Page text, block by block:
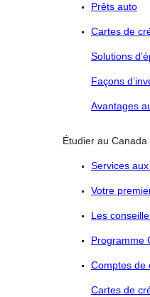
Prêts auto
Cartes de
Solutions
Façons
Avantages
Étudier au Canada
Services
Votre
Les
Programme
Comptes de
Cartes de